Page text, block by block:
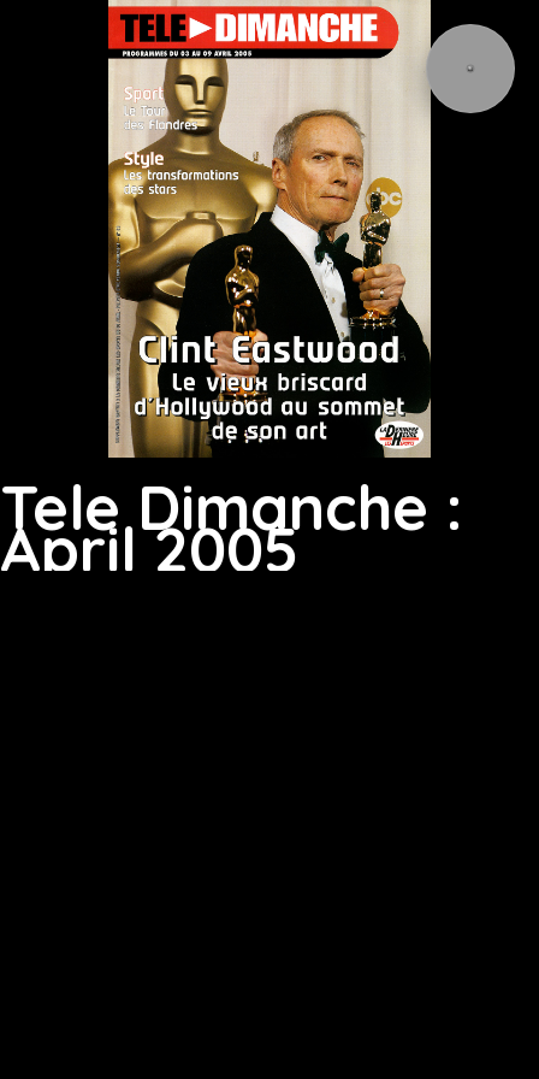
Tele Dimanche :
April 2005